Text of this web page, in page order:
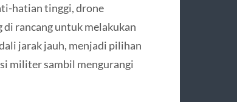
hatian tinggi, drone
rancang untuk melakukan
jarak jauh, menjadi pilihan
militer sambil mengurangi